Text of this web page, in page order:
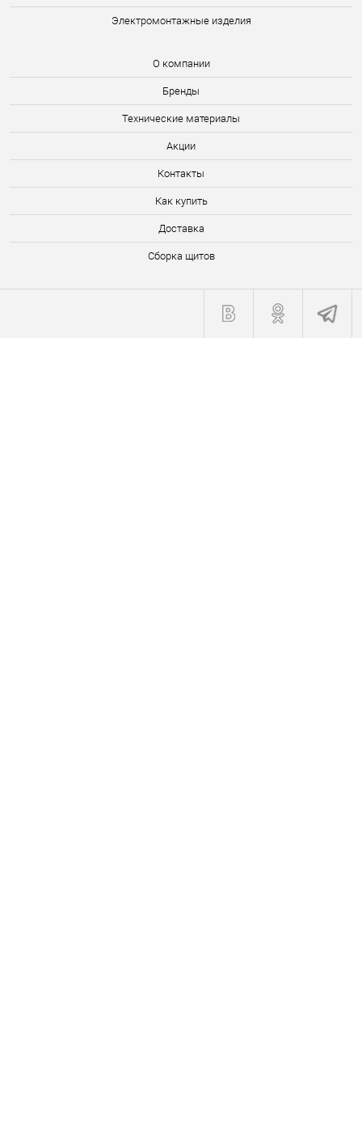
Электромонтажные изделия
О компании
Бренды
Технические материалы
Акции
Контакты
Как купить
Доставка
Сборка щитов